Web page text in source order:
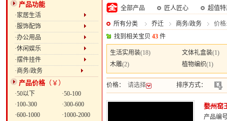
产品功能
·家居生活
·服饰配饰
·办公用品
·休闲娱乐
·摆件挂件
·商务/政务
产品价格（￥）
·50以下
·50-100
·100-300
·300-600
·600-1000
·1000-2000
全部产品 匠人匠心 超值
所有分类 乔迁 商务/政务
价格
找到相关宝贝 43 件
生活实用装(18) 文体礼盒装(1)
木雕(2) 植物编织(1)
价格： 请选择 排序方式：
婺州窑
产品编